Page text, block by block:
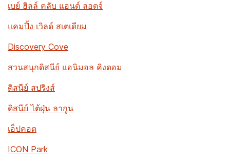
เบย์ ฮิลล์ คลับ แอนด์ ลอดจ์
แคมปิ้ง เวิลด์ สเตเดียม
Discovery Cove
สวนสนุกดิสนีย์ แอนิมอล คิงดอม
ดิสนีย์ สปริงส์
ดิสนีย์ ไต้ฝุ่น ลากูน
เอ็ปคอต
ICON Park